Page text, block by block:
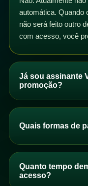
automática. Quando
não será feito outro
com acesso, você
Já sou assinante
promoção?
Sim. Se você é
promoção. Basta
plano após a
Você pode comprar
Quais formas de
Se você é brasileiro,
cartão de crédito. Se
comprar com cartão
Quanto tempo
acesso?